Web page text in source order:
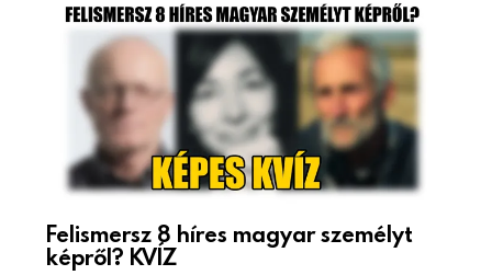
Felismersz 8 híres magyar személyt
képről? KVÍZ